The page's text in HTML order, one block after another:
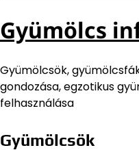
Gyümölcs
Gyümölcsök,
gondozása, egzotikus
felhasználása
Gyümölcsök